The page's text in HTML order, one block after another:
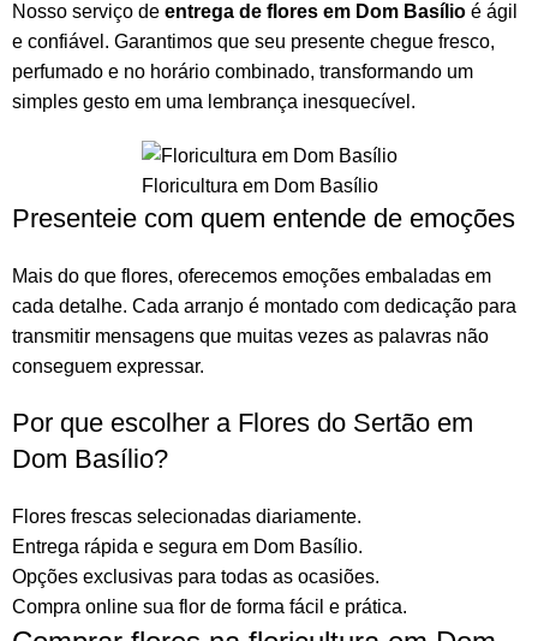
Nosso serviço de entrega de flores em Dom Basílio é ágil
e confiável. Garantimos que seu presente chegue fresco,
perfumado e no horário combinado, transformando um
simples gesto em uma lembrança inesquecível.
Floricultura em Dom Basílio
Presenteie com quem entende de emoções
Mais do que flores, oferecemos emoções embaladas em
cada detalhe. Cada arranjo é montado com dedicação para
transmitir mensagens que muitas vezes as palavras não
conseguem expressar.
Por que escolher a Flores do Sertão em
Dom Basílio?
Flores frescas selecionadas diariamente.
Entrega rápida e segura em Dom Basílio.
Opções exclusivas para todas as ocasiões.
Compra online sua flor de forma fácil e prática.